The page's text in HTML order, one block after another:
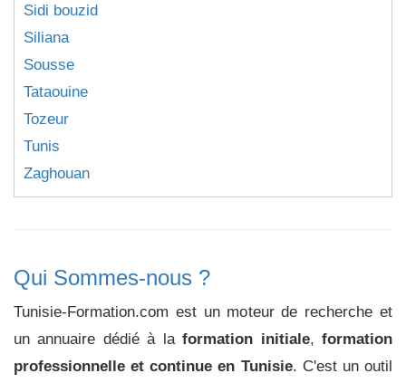
Sidi bouzid
Siliana
Sousse
Tataouine
Tozeur
Tunis
Zaghouan
Qui Sommes-nous ?
Tunisie-Formation.com est un moteur de recherche et
un annuaire dédié à laformation initiale,formation
professionnelle et continue en Tunisie. C'est un outil